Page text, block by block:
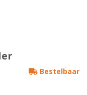
Bestelbaar